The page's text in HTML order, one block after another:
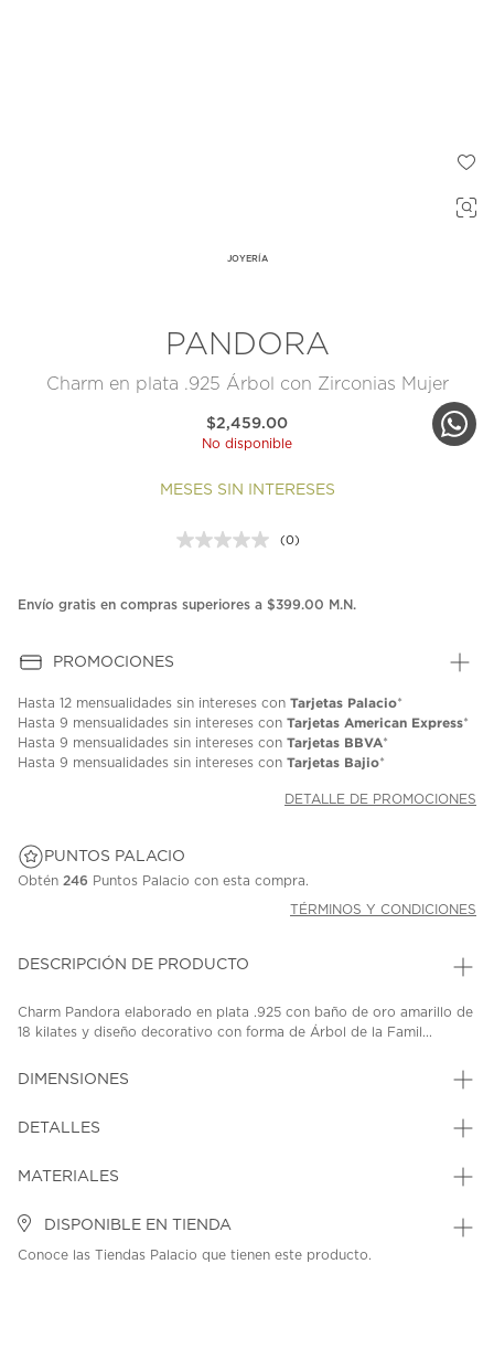
JOYERÍA
PANDORA
Charm en plata .925 Árbol con Zirconias Mujer
$2,459.00
No disponible
MESES SIN INTERESES
Sin
en
(0)
Envío gratis en compras superiores a $399.00 M.N.
PROMOCIONES
Hasta 12 mensualidades sin intereses con Tarjetas Palacio*
Hasta 9 mensualidades sin intereses con Tarjetas American Express*
Hasta 9 mensualidades sin intereses con Tarjetas BBVA*
Hasta 9 mensualidades sin intereses con Tarjetas Bajio*
DETALLE DE PROMOCIONES
PUNTOS PALACIO
Obtén 246 Puntos Palacio con esta compra.
TÉRMINOS Y CONDICIONES
DESCRIPCIÓN DE PRODUCTO
Charm Pandora elaborado en plata .925 con baño de oro amarillo de
18 kilates y diseño decorativo con forma de Árbol de la Famil...
DIMENSIONES
DETALLES
MATERIALES
DISPONIBLE EN TIENDA
Conoce las Tiendas Palacio que tienen este producto.